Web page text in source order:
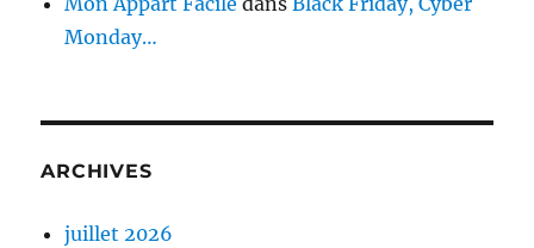
Monday…
ARCHIVES
juillet 2026